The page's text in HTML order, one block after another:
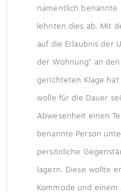
namentlich benannte
lehnten dies ab. Mit
auf die Erlaubnis der
der Wohnung“ an
gerichteten Klage
wolle für die Dauer
Abwesenheit einen
benannte Person
persönliche
lagern. Diese wollte
Kommode und